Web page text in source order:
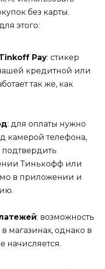
без карты.
этого:
Pay: стикер
кредитной или
так же, как
: для оплаты нужно
камерой телефона,
Тинькофф или
в приложении и
: возможность
магазинах, однако в
начисляется.